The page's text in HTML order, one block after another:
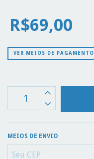
R$69,00
VER MEIOS DE PAGAMENTO
MEIOS DE ENVIO